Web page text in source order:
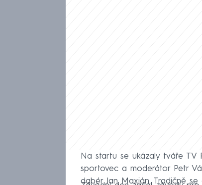
Na startu se ukázaly tváře TV
sportovec a moderátor Petr
dabér Jan Maxián. Tradičně se